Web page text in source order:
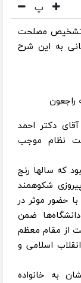
پ
تشخیص مصلحت
به این شرح
راجعون
دکتر احمد
نظام موجب
که سالها رنج
شکوهمند
حضور موثر در
ضمن
از مقام معظم
اسلامی و
به خانواده